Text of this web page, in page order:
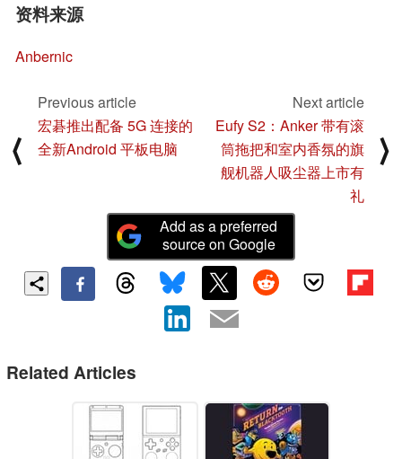
资料来源
Anbernic
⟨
Previous article
宏碁推出配备 5G 连接的
全新Android 平板电脑
Next article
Eufy S2：Anker 带有滚
筒拖把和室内香氛的旗
舰机器人吸尘器上市有
礼
⟩
Add as a preferred
source on Google
Related Articles